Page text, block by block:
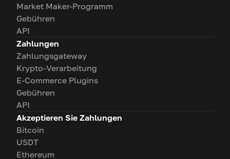
Market Maker-Programm
Gebühren
API
Zahlungen
Zahlungsgateway
Krypto-Verarbeitung
E-Commerce Plugins
Gebühren
API
Akzeptieren Sie Zahlungen
Bitcoin
USDT
Ethereum